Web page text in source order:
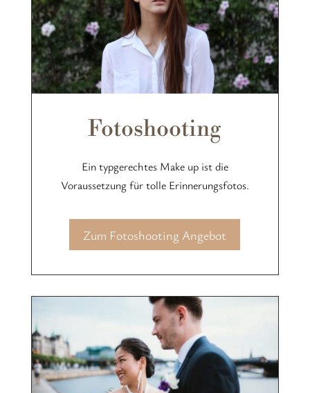
Fotoshooting
Ein typgerechtes Make up ist die
Voraussetzung für tolle Erinnerungsfotos.
Zum Fotoshooting Angebot